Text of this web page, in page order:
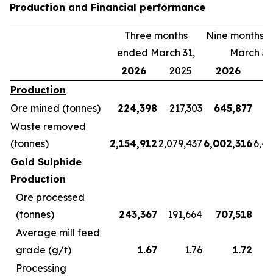
Production and Financial performance
Three months
ended March 31,
Nine months
March
2026
2025 2026
Production
Ore mined (tonnes)
224,398 217,303 645,877
Waste removed
(tonnes)
2,154,9122,079,437 6,002,316
Gold Sulphide
Production
Ore processed
(tonnes)
243,367 191,664 707,518
Average mill feed
grade (g/t)
1.67 1.76
1.72
Processing